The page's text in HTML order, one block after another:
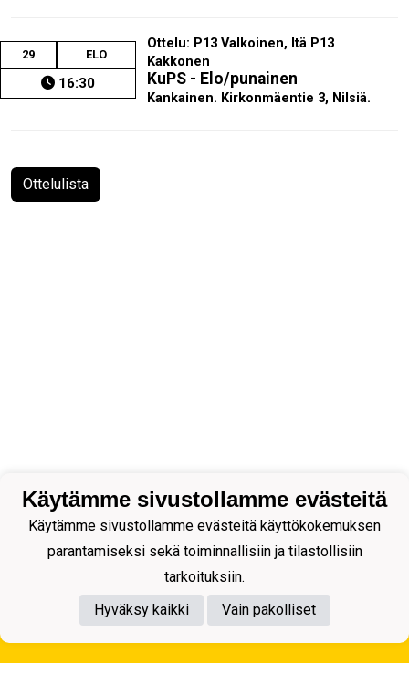
29 ELO
16:30
Ottelu: P13 Valkoinen, Itä P13
Kakkonen
KuPS - Elo/punainen
Kankainen. Kirkonmäentie 3, Nilsiä.
Ottelulista
Tietosuojaseloste
Käytämme sivustollamme evästeitä
Käytämme sivustollamme evästeitä käyttökokemuksen
parantamiseksi sekä toiminnallisiin ja tilastollisiin
tarkoituksiin.
Hyväksy kaikki
Vain pakolliset